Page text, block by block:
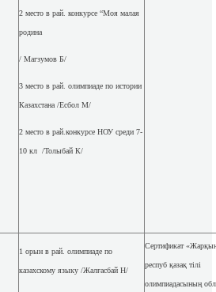
2 место в рай. конкурсе “Моя малая
родина
/ Магзумов Б/
3 место в рай. олимпиаде по истории
Казахстана /Есбол М/
2 место в рай.конкурсе НОУ среди 7-
10 кл /Толыбай К/
1 орын в рай. олимпиаде по
казахскому языку /Жалғасбай Н/
Сертификат
респуб қазақ тілі
олимпиадасының